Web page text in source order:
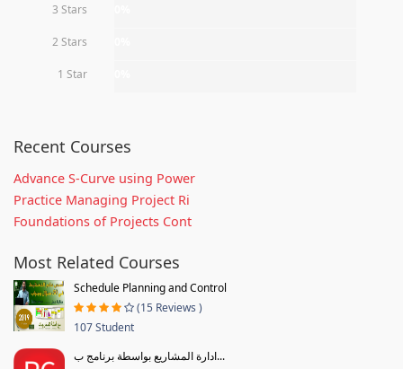
3 Stars
2 Stars
1 Star
Recent Courses
Advance S-Curve using Power
Practice Managing Project Ri
Foundations of Projects Cont
Most Related Courses
Schedule Planning and Control
(15 Reviews )
107 Student
ادارة المشاريع بواسطة برنامج ب...